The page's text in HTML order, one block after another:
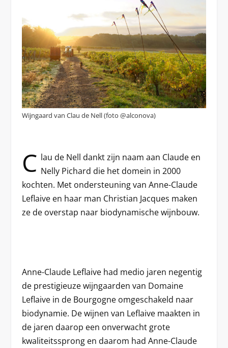
Wijngaard van Clau de Nell (foto @alconova)
C lau de Nell dankt zijn naam aan Claude en
Nelly Pichard die het domein in 2000
kochten. Met ondersteuning van Anne-Claude
Leflaive en haar man Christian Jacques maken
ze de overstap naar biodynamische wijnbouw.
Anne-Claude Leflaive had medio jaren negentig
de prestigieuze wijngaarden van Domaine
Leflaive in de Bourgogne omgeschakeld naar
biodynamie. De wijnen van Leflaive maakten in
de jaren daarop een onverwacht grote
kwaliteitssprong en daarom had Anne-Claude